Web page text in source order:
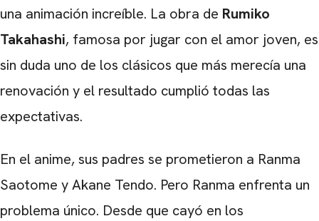
una animación increíble. La obra de Rumiko
Takahashi, famosa por jugar con el amor joven, es
sin duda uno de los clásicos que más merecía una
renovación y el resultado cumplió todas las
expectativas.
En el anime, sus padres se prometieron a Ranma
Saotome y Akane Tendo. Pero Ranma enfrenta un
problema único. Desde que cayó en los